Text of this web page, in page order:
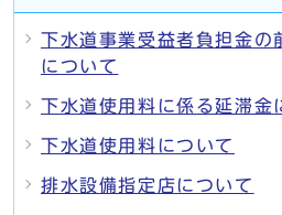
下水道事業受益者負担金の
について
下水道使用料に係る延滞金
下水道使用料について
排水設備指定店について